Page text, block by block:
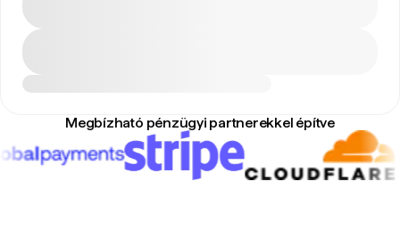
Megbízható pénzügyi partnerekkel építve